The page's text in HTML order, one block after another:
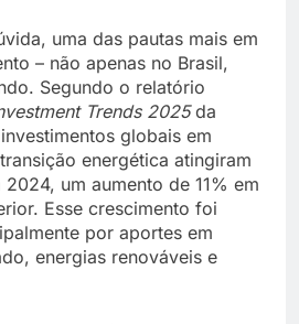
uma das pautas mais em
– não apenas no Brasil,
Segundo o relatório
Trends 2025da
globais em
energética atingiram
um aumento de 11% em
Esse crescimento foi
por aportes em
energias renováveis e